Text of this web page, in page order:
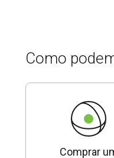
Como
Comprar